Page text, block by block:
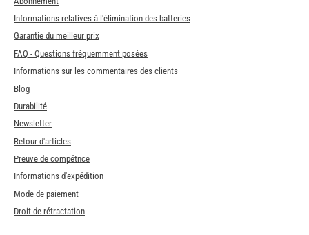
Informations relatives à l'élimination des batteries
Garantie du meilleur prix
FAQ - Questions fréquemment posées
Informations sur les commentaires des clients
Blog
Durabilité
Newsletter
Retour d'articles
Preuve de compétnce
Informations d'expédition
Mode de paiement
Droit de rétractation